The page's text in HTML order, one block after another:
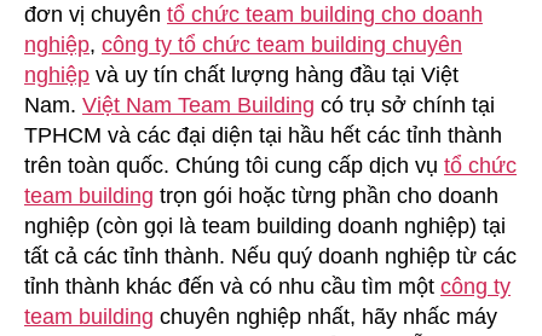
đơn vị chuyên tổ chức team building cho doanh
nghiệp, công ty tổ chức team building chuyên
nghiệp và uy tín chất lượng hàng đầu tại Việt
Nam. Việt Nam Team Building có trụ sở chính tại
TPHCM và các đại diện tại hầu hết các tỉnh thành
trên toàn quốc. Chúng tôi cung cấp dịch vụ tổ chức
team building trọn gói hoặc từng phần cho doanh
nghiệp (còn gọi là team building doanh nghiệp) tại
tất cả các tỉnh thành. Nếu quý doanh nghiệp từ các
tỉnh thành khác đến và có nhu cầu tìm một công ty
team building chuyên nghiệp nhất, hãy nhấc máy